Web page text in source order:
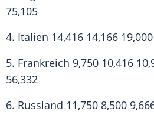
75,105
4. Italien 14,416 14,166
5. Frankreich 9,750 10,416
56,332
6. Russland 11,750 8,500